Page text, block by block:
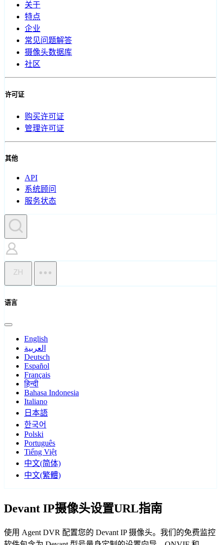
关于
特点
企业
常见问题解答
摄像头数据库
社区
许可证
购买许可证
管理许可证
其他
API
系统顾问
服务状态
ZH
语言
English
العربية
Deutsch
Español
Français
हिन्दी
Bahasa Indonesia
Italiano
日本語
한국어
Polski
Português
Tiếng Việt
中文(简体)
中文(繁體)
Devant IP摄像头设置URL指南
使用 Agent DVR 配置您的 Devant IP 摄像头。我们的免费监控